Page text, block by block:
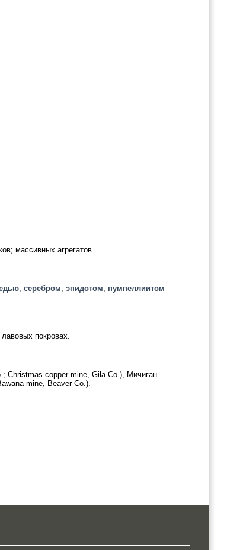
массивных агрегатов.
серебром эпидотом
пумпеллиитом
покровах.
Christmas copper mine, Gila Co.), Мичиган
mine, Beaver Co.).